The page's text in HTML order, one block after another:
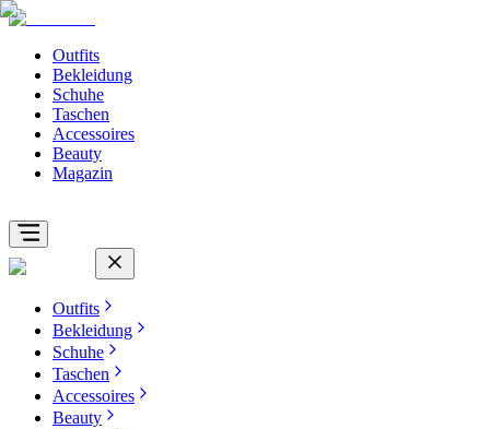
Outfits
Bekleidung
Schuhe
Taschen
Accessoires
Beauty
Magazin
Outfits
Bekleidung
Schuhe
Taschen
Accessoires
Beauty